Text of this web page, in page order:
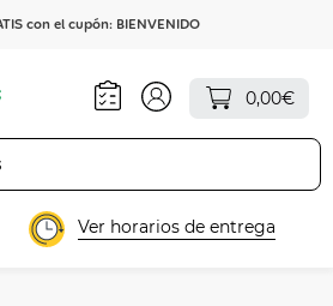
con el cupón: BIENVENIDO
0,00€
Ver horarios de entrega